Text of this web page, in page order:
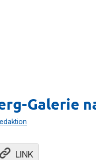
Galerie
LINK